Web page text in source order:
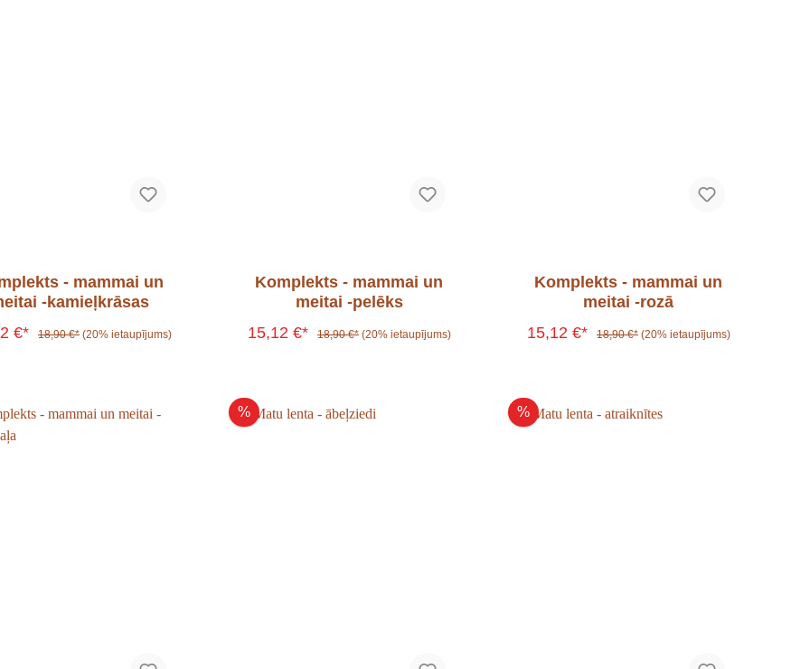
- mammai un
-kamieļkrāsas
€*
18,90 €* (20% ietaupījums)
Komplekts - mammai un
meitai -pelēks
15,12 €*
18,90 €* (20% ietaupījums)
Komplekts - mammai un
meitai -rozā
15,12 €*
18,90 €* (20% ietaupījums)
% %